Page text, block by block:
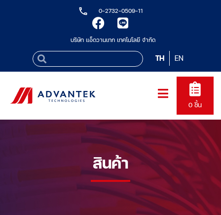
0-2732-0509-11
บริษัท แอ็ดวานเทก เทคโนโลยี จำกัด
TH EN
0 ชิ้น
สินค้า